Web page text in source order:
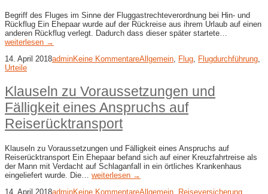
Begriff des Fluges im Sinne der Fluggastrechteverordnung bei Hin- und
Rückflug Ein Ehepaar wurde auf der Rückreise aus ihrem Urlaub auf einen
anderen Rückflug verlegt. Dadurch dass dieser später startete…
weiterlesen →
14. April 2018adminKeine KommentareAllgemein, Flug, Flugdurchführung,
Urteile
Klauseln zu Voraussetzungen und
Fälligkeit eines Anspruchs auf
Reiserücktransport
Klauseln zu Voraussetzungen und Fälligkeit eines Anspruchs auf
Reiserücktransport Ein Ehepaar befand sich auf einer Kreuzfahrtreise als
der Mann mit Verdacht auf Schlaganfall in ein örtliches Krankenhaus
eingeliefert wurde. Die… weiterlesen →
14. April 2018adminKeine KommentareAllgemein Reiseversicherung